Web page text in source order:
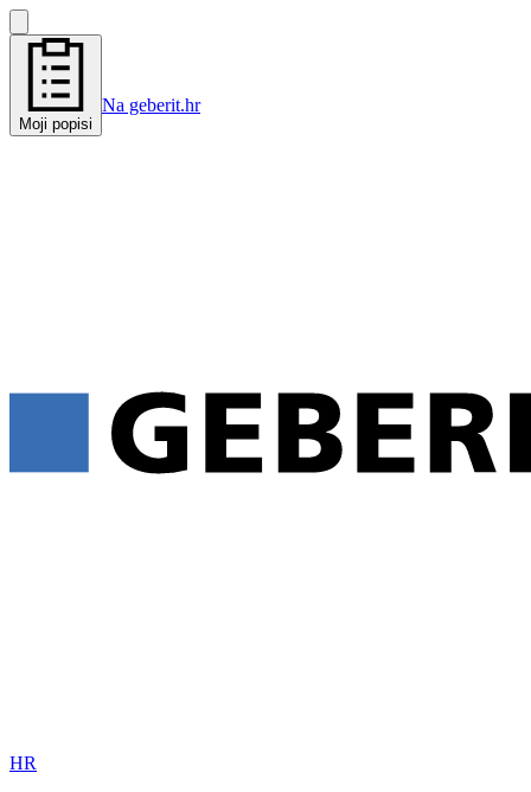
Moji popisi
Na geberit.hr
HR